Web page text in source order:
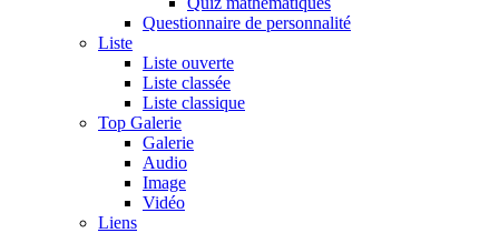
Questionnaire de personnalité
Liste
Liste ouverte
Liste classée
Liste classique
Top Galerie
Galerie
Audio
Image
Vidéo
Liens